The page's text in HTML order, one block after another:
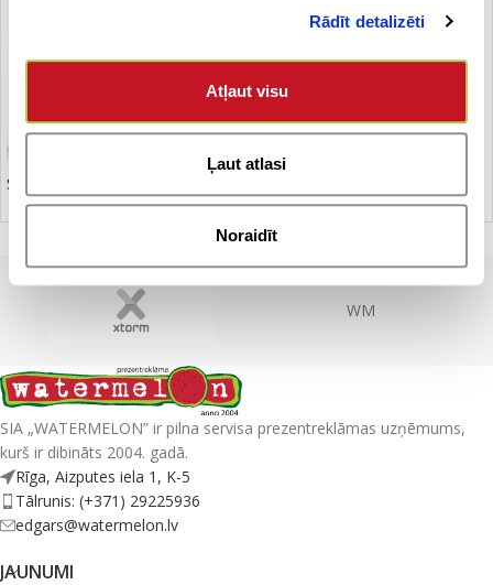
Rādīt detalizēti
Atļaut visu
Ļaut atlasi
Noraidīt
Sporta maisiņš
WM
SIA „WATERMELON” ir pilna servisa prezentreklāmas uzņēmums,
kurš ir dibināts 2004. gadā.
Rīga, Aizputes iela 1, K-5
Tālrunis: (+371) 29225936
edgars@watermelon.lv
JAUNUMI